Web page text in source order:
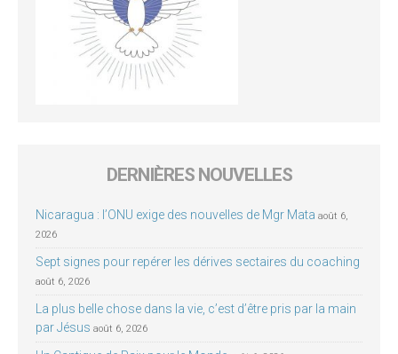
DERNIÈRES NOUVELLES
Nicaragua : l’ONU exige des nouvelles de Mgr Mata août 6,
2026
Sept signes pour repérer les dérives sectaires du coaching
août 6, 2026
La plus belle chose dans la vie, c’est d’être pris par la main
par Jésus août 6, 2026